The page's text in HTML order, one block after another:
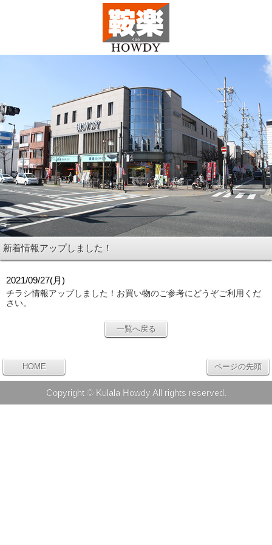
新着情報アップしました！
2021/09/27(月)
チラシ情報アップしました！ お買い物のご参考にどうぞご利用くだ
さい。
一覧へ戻る
HOME ページの先頭
Copyright © Kulala Howdy All rights reserved.